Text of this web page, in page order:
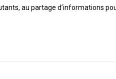
au partage d’informations